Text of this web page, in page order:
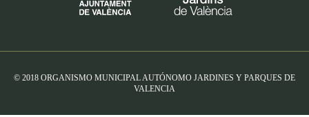
© 2018 ORGANISMO MUNICIPAL AUTÓNOMO JARDINES Y PARQUES DE
VALENCIA